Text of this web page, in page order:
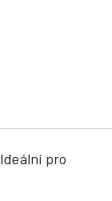
Ideální pro